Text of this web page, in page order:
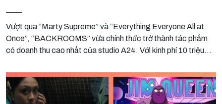
Vượt qua “Marty Supreme” và “Everything Everyone All at
Once”, “BACKROOMS” vừa chính thức trở thành tác phẩm
có doanh thu cao nhất của studio A24. Với kinh phí 10 triệu
ngày ra rạp, doanh thu phòng vé đã chạm đến ngưỡng 212
triệu USD.